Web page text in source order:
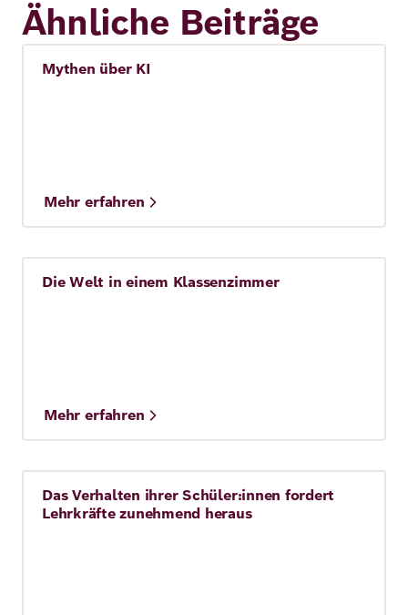
Ähnliche Beiträge
Künstliche Intelligenz (KI)
Mythen über KI
Mehr erfahren
Story
Die Welt in einem Klassenzimmer
Mehr erfahren
Story
Das Verhalten ihrer Schüler:innen fordert
Lehrkräfte zunehmend heraus